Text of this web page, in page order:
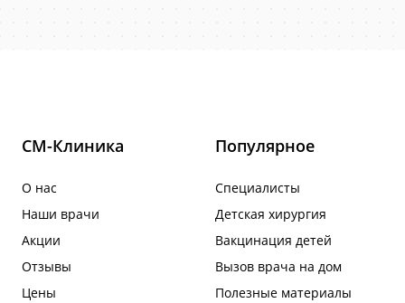
СМ-Клиника
О нас
Наши врачи
Акции
Отзывы
Цены
Популярное
Специалисты
Детская хирургия
Вакцинация детей
Вызов врача на дом
Полезные материалы